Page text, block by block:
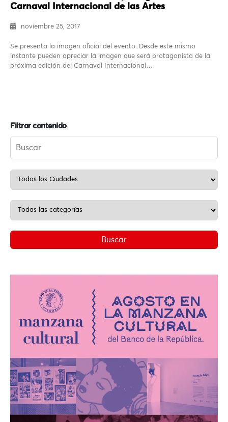
Carnaval Internacional de las Artes
noviembre 25, 2017
Se presenta la imagen oficial del evento. Desde este mismo
instante pueden apreciar la imagen que será protagonista de la
próxima edición del Carnaval Internacional…
Filtrar contenido